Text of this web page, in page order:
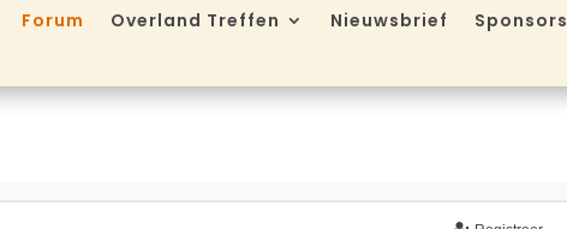
Forum Overland Treffen Nieuwsbrief Sponsors